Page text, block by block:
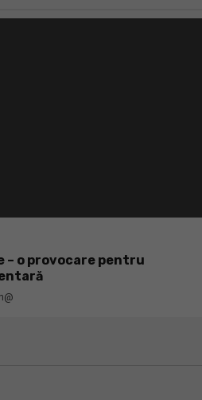
– o provocare pentru